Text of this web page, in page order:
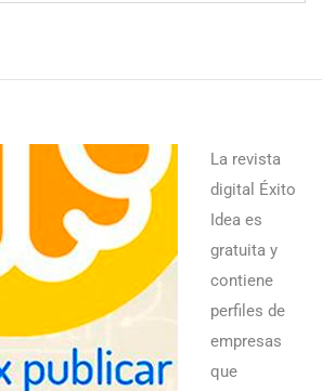
La revista
digital Éxito
Idea es
gratuita y
contiene
perfiles de
empresas
que